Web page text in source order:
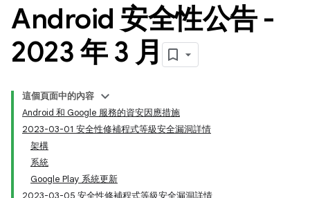
Android 安全性公告 -
2023 年 3 月
這個頁面中的內容
Android 和 Google 服務的資安因應措施
2023-03-01 安全性修補程式等級安全漏洞詳情
架構
系統
Google Play 系統更新
2023-03-05 安全性修補程式等級安全漏洞詳情